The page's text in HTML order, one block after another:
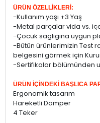
ÜRÜN ÖZELLİKLERİ:
-Kullanım yaşı +3 Yaş
-Metal parçalar vida vs.
-Çocuk saglıgına uygun
-Bütün ürünlerimizin Test
belgesini görmek için
-Sertifikalar bölümünden
ÜRÜN İÇİNDEKİ BAŞLICA
Ergonomik tasarım
Hareketli Damper
4 Teker